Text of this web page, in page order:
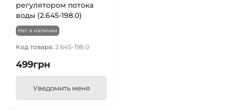
регулятором потока
воды (2.645-198.0)
Нет в наличии
Код товара: 2.645-198.0
499грн
Уведомить меня